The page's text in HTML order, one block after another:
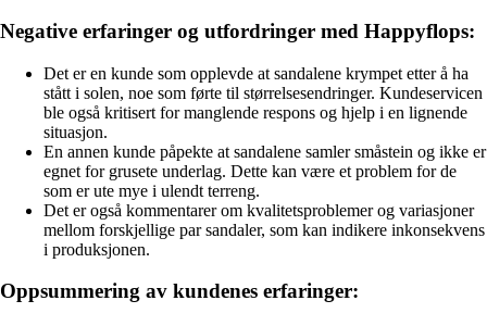
Negative erfaringer og utfordringer med Happyflops:
Det er en kunde som opplevde at sandalene krympet etter å ha
stått i solen, noe som førte til størrelsesendringer. Kundeservicen
ble også kritisert for manglende respons og hjelp i en lignende
situasjon.
En annen kunde påpekte at sandalene samler småstein og ikke er
egnet for grusete underlag. Dette kan være et problem for de
som er ute mye i ulendt terreng.
Det er også kommentarer om kvalitetsproblemer og variasjoner
mellom forskjellige par sandaler, som kan indikere inkonsekvens
i produksjonen.
Oppsummering av kundenes erfaringer: